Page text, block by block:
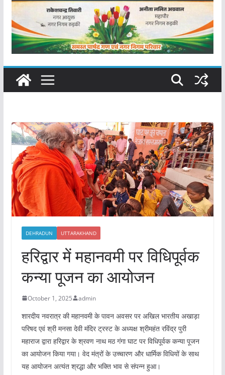
DEHRADUN UTTARAKHAND
हरिद्वार में महानवमी पर विधिपूर्वक
कन्या पूजन का आयोजन
October 1, 2025 admin
शारदीय नवरात्र की महानवमी के पावन अवसर पर अखिल भारतीय अखाड़ा
परिषद एवं श्री मनसा देवी मंदिर ट्रस्ट के अध्यक्ष श्रीमहंत रविंद्र पुरी
महाराज द्वारा हरिद्वार के श्रवण नाथ मठ गंगा घाट पर विधिपूर्वक कन्या पूजन
का आयोजन किया गया। वेद मंत्रों के उच्चारण और धार्मिक विधियों के साथ
यह आयोजन अत्यंत श्रद्धा और भक्ति भाव से संपन्न हुआ।